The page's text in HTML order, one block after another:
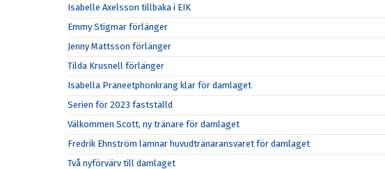
Isabelle Axelsson tillbaka i EIK
Emmy Stigmar förlänger
Jenny Mattsson förlänger
Tilda Krusnell förlänger
Isabella Praneetphonkrang klar för damlaget
Serien för 2023 fastställd
Välkommen Scott, ny tränare för damlaget
Fredrik Ehnström lämnar huvudtränaransvaret för damlaget
Två nyförvärv till damlaget